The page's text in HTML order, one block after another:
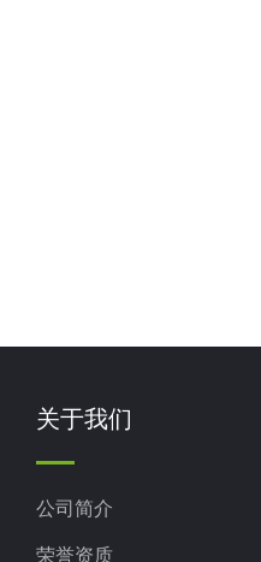
关于我们
公司简介
荣誉资质